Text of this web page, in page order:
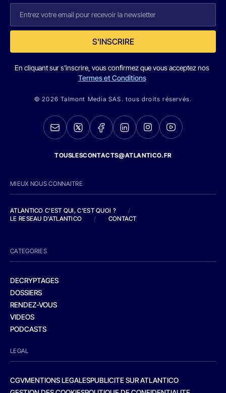
S'INSCRIRE
En cliquant sur s'inscrire, vous confirmez que vous acceptez nos
Termes et Conditions
© 2026 Talmont Media SAS. tous droits réservés.
TOUSLESCONTACTS@ATLANTICO.FR
MIEUX NOUS CONNAITRE
ATLANTICO C'EST QUI, C'EST QUOI ?
/
LE RESEAU D'ATLANTICO
/ CONTACT
CATEGORIES
DECRYPTAGES
DOSSIERS
RENDEZ-VOUS
VIDEOS
PODCASTS
LEGAL
CGVMENTIONS LEGALESPUBLICITE SUR ATLANTICO